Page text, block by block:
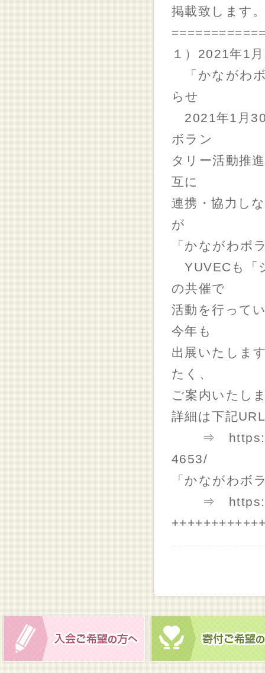
掲載致します
１）2021年1
「かながわ
らせ
2021年1月30
ボラン
タリー活動推
互に
連携・協力し
が
「かながわボ
YUVECも「
の共催で
活動を行って
今年も
出展いたしま
たく、
ご案内いたし
詳細は下記
⇒ https://
4653/
「かながわボ
⇒ https://